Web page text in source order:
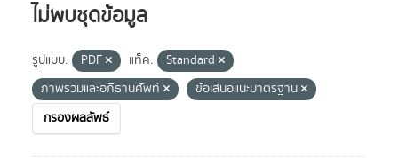
ไม่พบชุดข้อมูล
รูปแบบ: PDF แท็ค:
Standard
ภาพรวมและอภิธานศัพท์
ข้อเสนอแนะมาตรฐาน
กรองผลลัพธ์